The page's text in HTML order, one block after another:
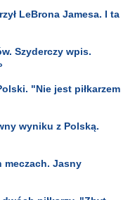
LeBrona Jamesa. I ta
Szyderczy wpis.
"Nie jest piłkarzem
wyniku z Polską.
meczach. Jasny